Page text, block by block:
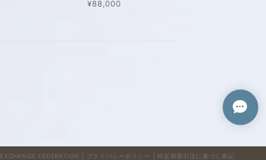
¥88,000
FEDERATION | プライバシーポリシー |特定商取引法に基づく表記